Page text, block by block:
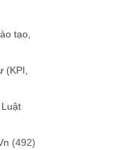
tạo,
(KPI,
(492)